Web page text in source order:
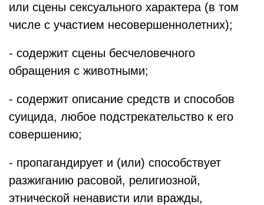
или сцены сексуального характера (в том
числе с участием несовершеннолетних);
- содержит сцены бесчеловечного
обращения с животными;
- содержит описание средств и способов
суицида, любое подстрекательство к его
совершению;
- пропагандирует и (или) способствует
разжиганию расовой, религиозной,
этнической ненависти или вражды,